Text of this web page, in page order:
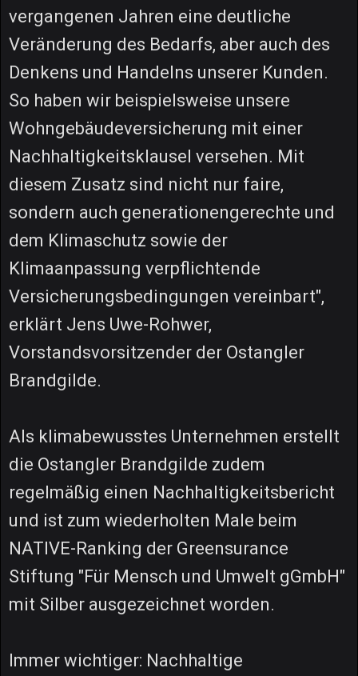
vergangenen Jahren eine deutliche
Veränderung des Bedarfs, aber auch des
Denkens und Handelns unserer Kunden.
So haben wir beispielsweise unsere
Wohngebäudeversicherung mit einer
Nachhaltigkeitsklausel versehen. Mit
diesem Zusatz sind nicht nur faire,
sondern auch generationengerechte und
dem Klimaschutz sowie der
Klimaanpassung verpflichtende
Versicherungsbedingungen vereinbart",
erklärt Jens Uwe-Rohwer,
Vorstandsvorsitzender der Ostangler
Brandgilde.
Als klimabewusstes Unternehmen erstellt
die Ostangler Brandgilde zudem
regelmäßig einen Nachhaltigkeitsbericht
und ist zum wiederholten Male beim
NATIVE-Ranking der Greensurance
Stiftung "Für Mensch und Umwelt gGmbH"
mit Silber ausgezeichnet worden.
Immer wichtiger: Nachhaltige